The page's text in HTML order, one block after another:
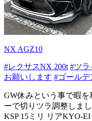
NX AGZ10
#レクサスNX 200t #ツラ
お願いします #ゴール
GW休みという事で暇
ーで切りツラ調整しま
KSP 15ミリ リアKYO-EI